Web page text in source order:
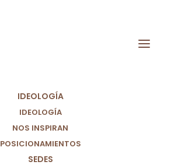
IDEOLOGÍA
IDEOLOGÍA
NOS INSPIRAN
POSICIONAMIENTOS
SEDES